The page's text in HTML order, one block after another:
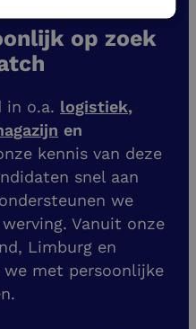
op zoek
in o.a. logistiek,
en
kennis van deze
snel aan
we
Vanuit onze
Limburg en
met persoonlijke